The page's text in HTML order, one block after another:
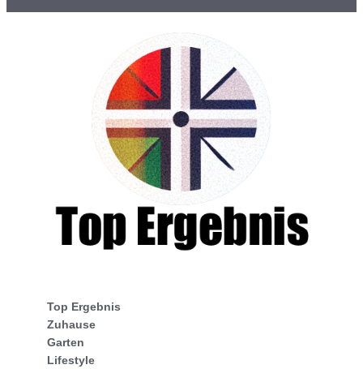
Top Ergebnis
Zuhause
Garten
Lifestyle